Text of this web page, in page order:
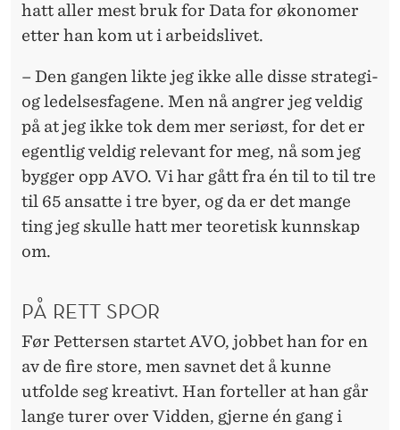
hatt aller mest bruk for Data for økonomer
etter han kom ut i arbeidslivet.
– Den gangen likte jeg ikke alle disse strategi-
og ledelsesfagene. Men nå angrer jeg veldig
på at jeg ikke tok dem mer seriøst, for det er
egentlig veldig relevant for meg, nå som jeg
bygger opp AVO. Vi har gått fra én til to til tre
til 65 ansatte i tre byer, og da er det mange
ting jeg skulle hatt mer teoretisk kunnskap
om.
PÅ RETT SPOR
Før Pettersen startet AVO, jobbet han for en
av de fire store, men savnet det å kunne
utfolde seg kreativt. Han forteller at han går
lange turer over Vidden, gjerne én gang i